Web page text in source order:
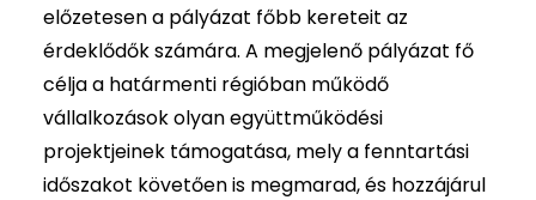
előzetesen a pályázat főbb kereteit az
érdeklődők számára. A megjelenő pályázat fő
célja a határmenti régióban működő
vállalkozások olyan együttműködési
projektjeinek támogatása, mely a fenntartási
időszakot követően is megmarad, és hozzájárul